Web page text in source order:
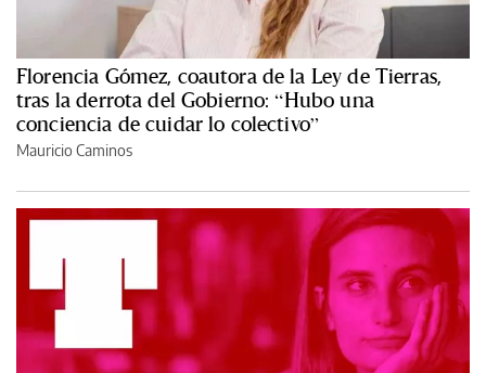
Florencia Gómez, coautora de la Ley de Tierras,
tras la derrota del Gobierno: “Hubo una
conciencia de cuidar lo colectivo”
Mauricio Caminos